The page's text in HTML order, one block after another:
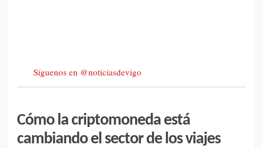
Síguenos en @noticiasdevigo
Cómo la criptomoneda está
cambiando el sector de los viajes